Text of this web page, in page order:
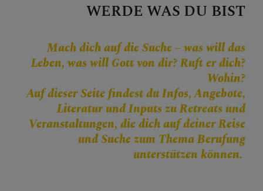
FRAGEN
GLAUBEN
ERLEBEN
WERDE WAS DU BIST
Mach dich auf die Suche – was will das
Leben, was will Gott von dir? Ruft er dich?
Wohin?
Auf dieser Seite findest du Infos, Angebote,
Literatur und Inputs zu Retreats und
Veranstaltungen, die dich auf deiner Reise
und Suche zum Thema Berufung
unterstützen können.